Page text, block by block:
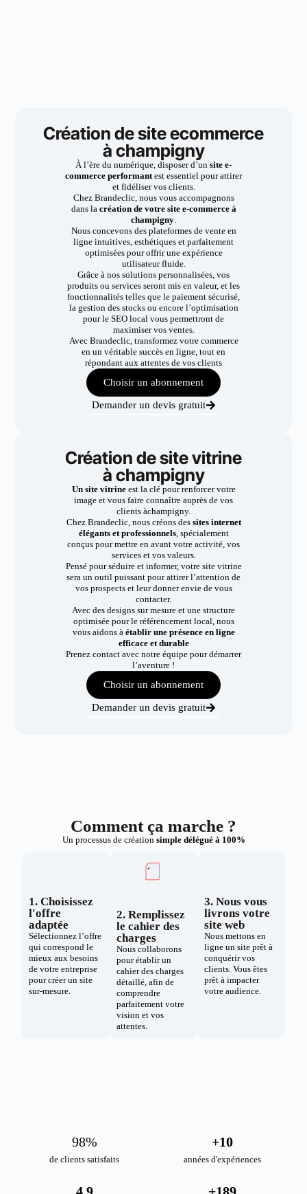
Création de site ecommerce
à champigny
À l’ère du numérique, disposer d’un site e-
commerce performantest essentiel pour attirer
et fidéliser vos clients.
Chez Brandeclic, nous vous accompagnons
dans la création de votre site e-commerce à
champigny.
Nous concevons des plateformes de vente en
ligne intuitives, esthétiques et parfaitement
optimisées pour offrir une expérience
utilisateur fluide.
Grâce à nos solutions personnalisées, vos
produits ou services seront mis en valeur, et les
fonctionnalités telles que le paiement sécurisé,
la gestion des stocks ou encore l’optimisation
pour le SEO local vous permettront de
maximiser vos ventes.
Avec Brandeclic, transformez votre commerce
en un véritable succès en ligne, tout en
répondant aux attentes de vos clients
Choisir un abonnement
Demander un devis gratuit
Création de site vitrine
à champigny
Un site vitrineest la clé pour renforcer votre
image et vous faire connaître auprès de vos
clients àchampigny.
Chez Brandeclic, nous créons dessites internet
élégants et professionnels, spécialement
conçus pour mettre en avant votre activité, vos
services et vos valeurs.
Pensé pour séduire et informer, votre site vitrine
sera un outil puissant pour attirer l’attention de
vos prospects et leur donner envie de vous
contacter.
Avec des designs sur mesure et une structure
optimisée pour le référencement local, nous
vous aidons à établir une présence en ligne
efficace et durable
Prenez contact avec notre équipe pour démarrer
l’aventure !
Choisir un abonnement
Demander un devis gratuit
Comment ça marche ?
Un processus de création simple délégué à 100%
1. Choisissez
l'offre
adaptée
Sélectionnez l’offre
qui correspond le
mieux aux besoins
de votre entreprise
pour créer un site
sur-mesure.
2. Remplissez
le cahier des
charges
Nous collaborons
pour établir un
cahier des charges
détaillé, afin de
comprendre
parfaitement votre
vision et vos
attentes.
3. Nous vous
livrons votre
site web
Nous mettons en
ligne un site prêt à
conquérir vos
clients. Vous êtes
prêt à impacter
votre audience.
de clients satisfaits
98%
années d'expériences
+10